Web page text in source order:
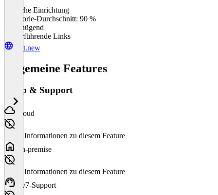
Einfache Einrichtung
Kategorie-Durchschnitt: 90 %
Ungenügend
Weiterführende Links
bolt.new
Allgemeine Features
Setup & Support
Cloud
Keine Informationen zu diesem Feature
On-premise
Keine Informationen zu diesem Feature
24/7-Support